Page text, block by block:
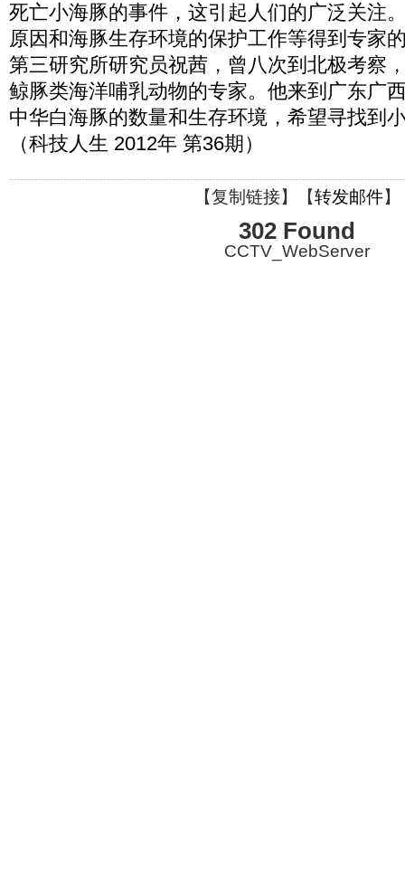
死亡小海豚的事件，这引起人们的广泛关注
原因和海豚生存环境的保护工作等得到专家
第三研究所研究员祝茜，曾八次到北极考察
鲸豚类海洋哺乳动物的专家。他来到广东广
中华白海豚的数量和生存环境，希望寻找到
（科技人生 2012年 第36期）
【复制链接】【转发邮件】
302 Found
CCTV_WebServer